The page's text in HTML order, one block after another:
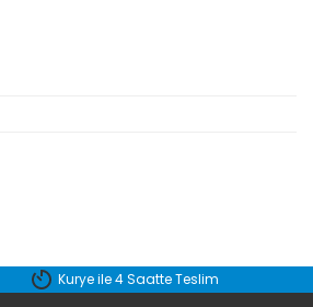
Kurye ile 4 Saatte Teslim